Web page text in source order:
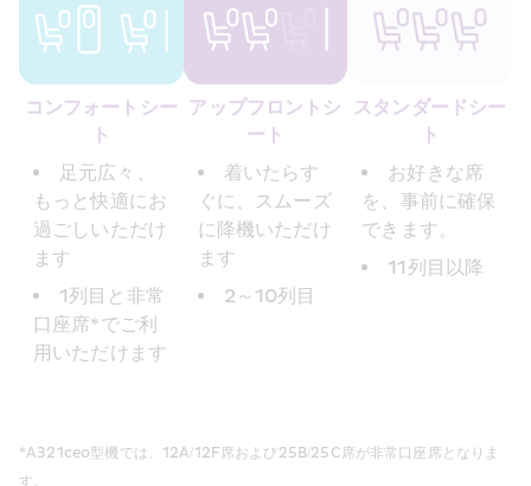
コンフォートシー
ト
足元広々、
もっと快適にお
過ごしいただけ
ます
1列目と非常
口座席*でご利
用いただけます
アップフロントシ
ート
着いたらす
ぐに、スムーズ
に降機いただけ
ます
2～10列目
スタンダードシー
ト
お好きな席
を、事前に確保
できます。
11列目以降
*A321ceo型機では、12A/12F席および25B/25C席が非常口座席となりま
す。